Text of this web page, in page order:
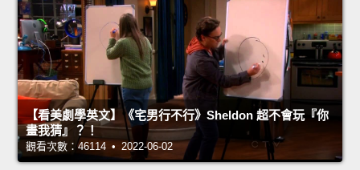
【看美劇學英文】《宅男行不行》Sheldon 超不會玩『你
畫我猜』？！
觀看次數：46114 • 2022-06-02